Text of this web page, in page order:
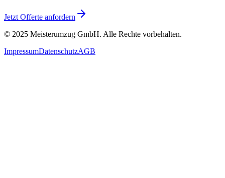
Jetzt Offerte anfordern
© 2025 Meisterumzug GmbH. Alle Rechte vorbehalten.
ImpressumDatenschutzAGB